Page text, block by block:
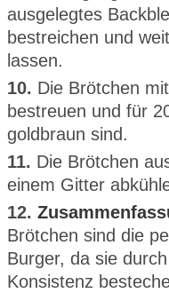
ausgelegtes
bestreichen und
lassen.
10. Die Brötchen
bestreuen und für
goldbraun sind.
11. Die Brötchen
einem Gitter
12.
Brötchen sind die
Burger, da sie
Konsistenz